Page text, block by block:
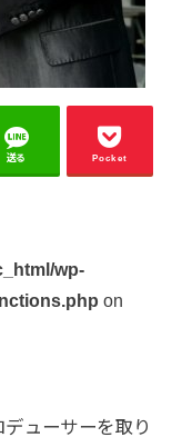
送る Pocket
wp-
on
デューサーを取り